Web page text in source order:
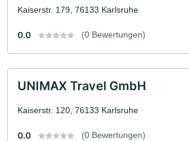
Kaiserstr. 179, 76133 Karlsruhe
0.0 (0 Bewertungen)
UNIMAX Travel GmbH
Kaiserstr. 120, 76133 Karlsruhe
0.0 (0 Bewertungen)